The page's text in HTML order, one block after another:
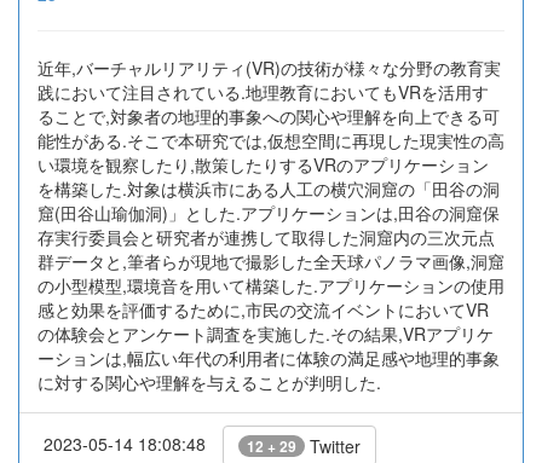
近年,バーチャルリアリティ(VR)の技術が様々な分野の教育実
践において注目されている.地理教育においてもVRを活用す
ることで,対象者の地理的事象への関心や理解を向上できる可
能性がある.そこで本研究では,仮想空間に再現した現実性の高
い環境を観察したり,散策したりするVRのアプリケーション
を構築した.対象は横浜市にある人工の横穴洞窟の「田谷の洞
窟(田谷山瑜伽洞)」とした.アプリケーションは,田谷の洞窟保
存実行委員会と研究者が連携して取得した洞窟内の三次元点
群データと,筆者らが現地で撮影した全天球パノラマ画像,洞窟
の小型模型,環境音を用いて構築した.アプリケーションの使用
感と効果を評価するために,市民の交流イベントにおいてVR
の体験会とアンケート調査を実施した.その結果,VRアプリケ
ーションは,幅広い年代の利用者に体験の満足感や地理的事象
に対する関心や理解を与えることが判明した.
2023-05-14 18:08:48 12 + 29 Twitter